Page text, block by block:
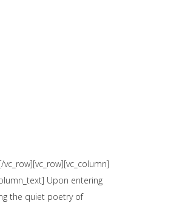
Upon entering
the quiet poetry of